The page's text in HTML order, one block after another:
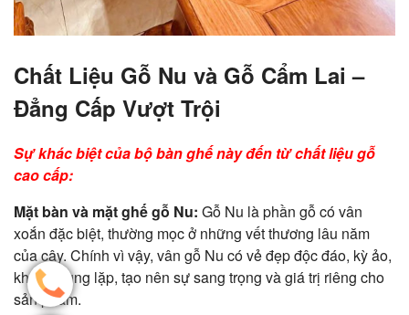
Chất Liệu Gỗ Nu và Gỗ Cẩm Lai –
Đẳng Cấp Vượt Trội
Sự khác biệt của bộ bàn ghế này đến từ chất liệu gỗ
cao cấp:
Mặt bàn và mặt ghế gỗ Nu: Gỗ Nu là phần gỗ có vân
xoắn đặc biệt, thường mọc ở những vết thương lâu năm
của cây. Chính vì vậy, vân gỗ Nu có vẻ đẹp độc đáo, kỳ ảo,
không trùng lặp, tạo nên sự sang trọng và giá trị riêng cho
sản phẩm.